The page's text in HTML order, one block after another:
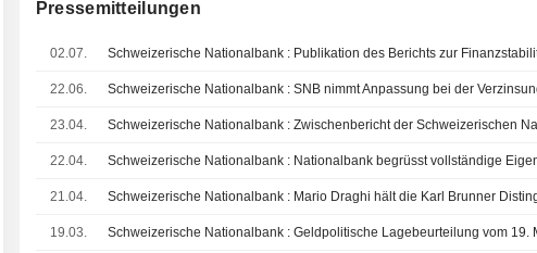
Pressemitteilungen
02.07.
22.06.
23.04.
22.04.
21.04.
19.03.